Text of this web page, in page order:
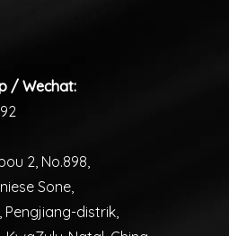
/ Wechat:
2, No.898,
Sone,
distrik,